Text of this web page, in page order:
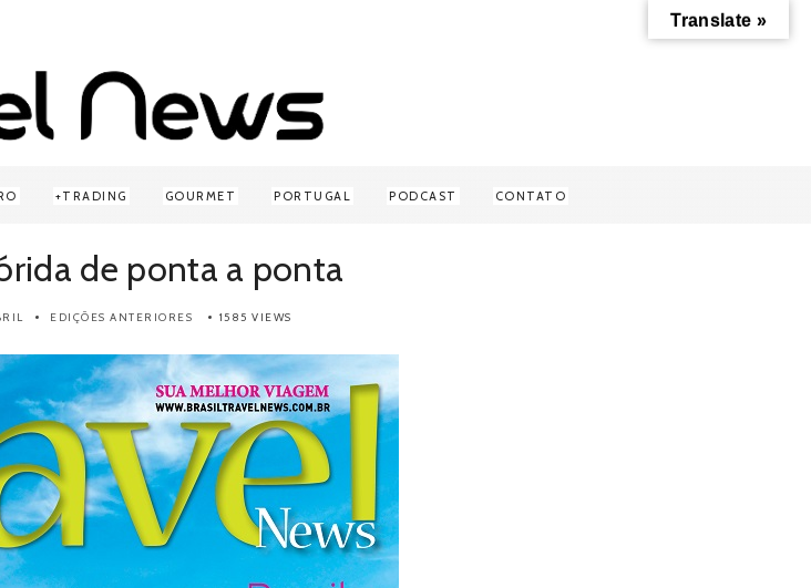
TRADING GOURMET PORTUGAL PODCAST CONTATO
de ponta a ponta
EDIÇÕES ANTERIORES 1585 VIEWS
Translate »